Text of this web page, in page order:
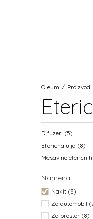
Oleum Proizvodi
Difuzeri (5)
Etericna ulja (8)
Mesavine
Namena
Nakit (8)
Za automobil
Za prostor (8)